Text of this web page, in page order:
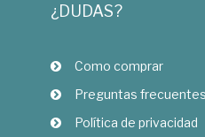
¿DUDAS?
Como comprar
Preguntas frecuentes
Política de privacidad